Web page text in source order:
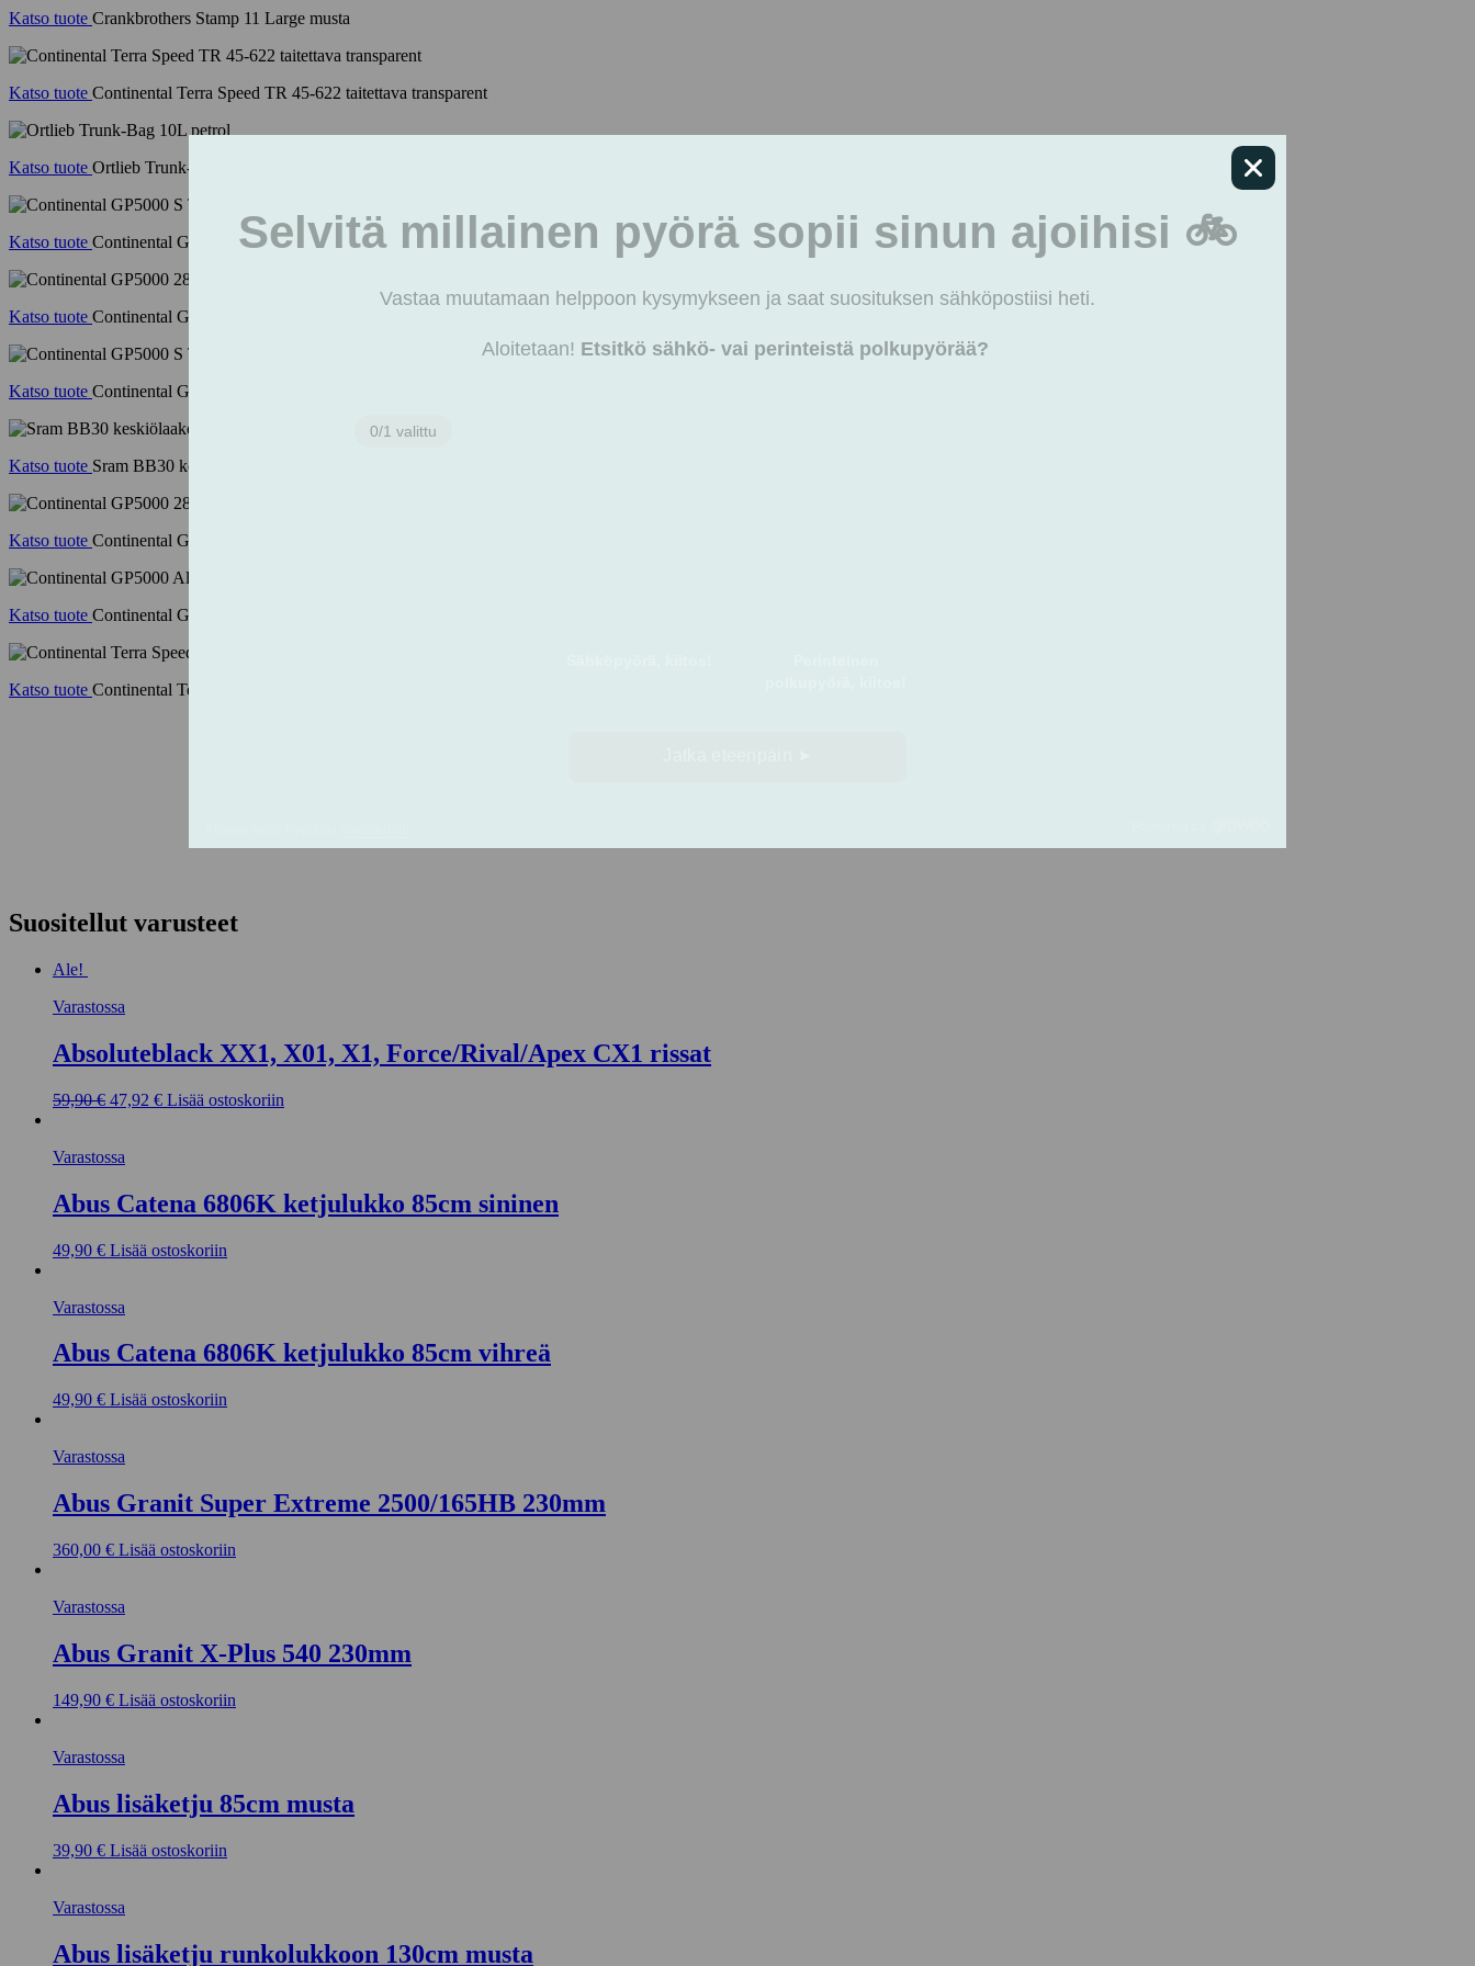
Katso tuote Crankbrothers Stamp 11 Large musta
Katso tuote Continental Terra Speed TR 45-622 taitettava transparent
Katso tuote Ortlieb Trunk-Bag 10L petrol
Katso tuote Continental GP5000 S TR 28" musta
Katso tuote Continental GP5000 28 transparent
Katso tuote Continental GP5000 S TR 28" transparent
Katso tuote Sram BB30 keskiölaakerisarja
Katso tuote Continental GP5000 28"
Katso tuote Continental GP5000 AllSeason TR 28-622
Katso tuote Continental Terra Speed TR 40-622 taitettava cream
Suositellut varusteet
Ale!
Varastossa
Absoluteblack XX1, X01, X1, Force/Rival/Apex CX1 rissat
59,90€ Alkuperäinen
59,90 €.
47,92 €Nykyinen
Lisää ostoskoriin
Varastossa
Abus Catena 6806K ketjulukko 85cm sininen
49,90 € Lisää ostoskoriin
Varastossa
Abus Catena 6806K ketjulukko 85cm vihreä
49,90 € Lisää ostoskoriin
Varastossa
Abus Granit Super Extreme 2500/165HB 230mm
360,00 € Lisää ostoskoriin
Varastossa
Abus Granit X-Plus 540 230mm
149,90 € Lisää ostoskoriin
Varastossa
Abus lisäketju 85cm musta
39,90 € Lisää ostoskoriin
Varastossa
Abus lisäketju runkolukkoon 130cm musta